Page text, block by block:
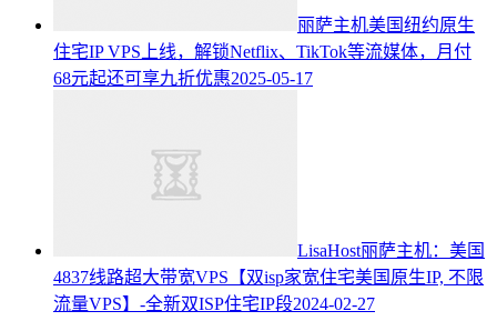
丽萨主机美国纽约原生
住宅IP VPS上线，解锁Netflix、TikTok等流媒体，月付
68元起还可享九折优惠2025-05-17
LisaHost丽萨主机：美国
4837线路超大带宽VPS【双isp家宽住宅美国原生IP, 不限
流量VPS】-全新双ISP住宅IP段2024-02-27